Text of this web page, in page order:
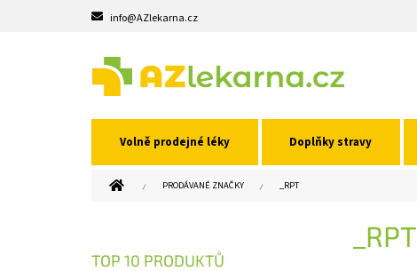
info@AZlekarna.cz
Volně prodejné léky Doplňky stravy
DOMŮ PRODÁVANÉ ZNAČKY _RPT
TOP 10 PRODUKTŮ
_RPT